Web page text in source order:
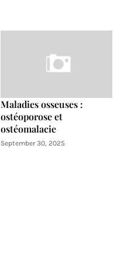
Maladies osseuses :
ostéoporose et
ostéomalacie
September 30, 2025